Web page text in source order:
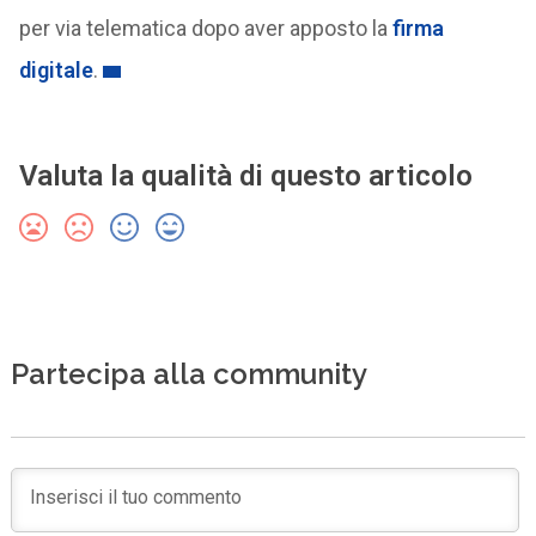
per via telematica dopo aver apposto la firma
digitale.
Valuta la qualità di questo articolo
Partecipa alla community